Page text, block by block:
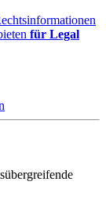
für Legal